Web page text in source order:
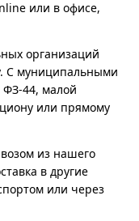
или в офисе,
организаций
С муниципальными
ФЗ-44, малой
или прямому
из нашего
в другие
или через